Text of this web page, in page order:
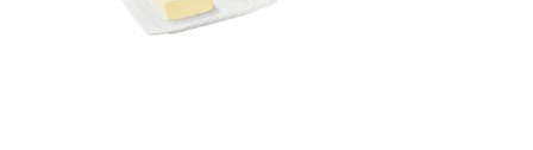
Teetassen oder ein
suchen, Sie werden sie in dieser Linie finden. Die